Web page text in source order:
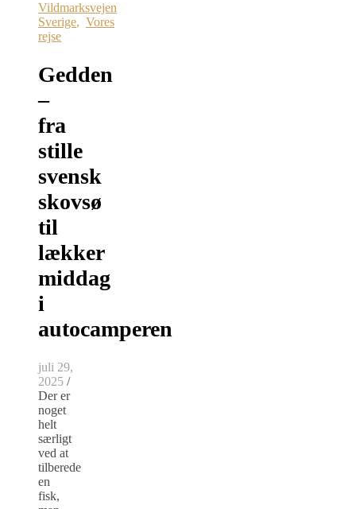
Vildmarksvejen
Sverige, Vores
rejse
Gedden
–
fra
stille
svensk
skovsø
til
lækker
middag
i
autocamperen
juli 29,
2025 /
Der er
noget
helt
særligt
ved at
tilberede
en
fisk,